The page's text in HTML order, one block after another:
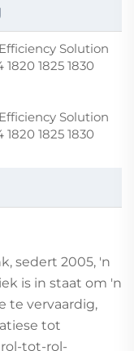
sedert 2005, 'n
is in staat om 'n
te vervaardig,
tot
tot-rol-